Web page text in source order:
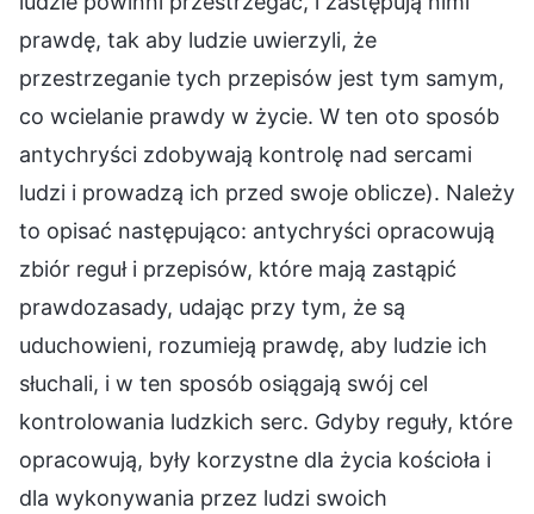
prawdę, tak aby ludzie uwierzyli, że
przestrzeganie tych przepisów jest tym samym,
co wcielanie prawdy w życie. W ten oto sposób
antychryści zdobywają kontrolę nad sercami
ludzi i prowadzą ich przed swoje oblicze). Należy
to opisać następująco: antychryści opracowują
zbiór reguł i przepisów, które mają zastąpić
prawdozasady, udając przy tym, że są
uduchowieni, rozumieją prawdę, aby ludzie ich
słuchali, i w ten sposób osiągają swój cel
kontrolowania ludzkich serc. Gdyby reguły, które
opracowują, były korzystne dla życia kościoła i
dla wykonywania przez ludzi swoich